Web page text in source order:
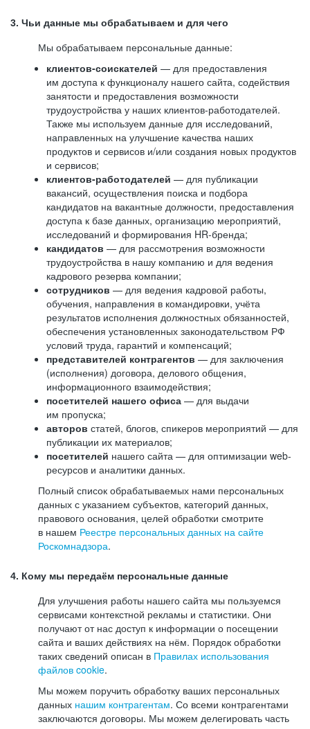
3. Чьи данные мы обрабатываем и для чего
Мы обрабатываем персональные данные:
клиентов-соискателей — для предоставления
им доступа к функционалу нашего сайта, содействия
занятости и предоставления возможности
трудоустройства у наших клиентов-работодателей.
Также мы используем данные для исследований,
направленных на улучшение качества наших
продуктов и сервисов и/или создания новых продуктов
и сервисов;
клиентов-работодателей — для публикации
вакансий, осуществления поиска и подбора
кандидатов на вакантные должности, предоставления
доступа к базе данных, организацию мероприятий,
исследований и формирования HR-бренда;
кандидатов — для рассмотрения возможности
трудоустройства в нашу компанию и для ведения
кадрового резерва компании;
сотрудников — для ведения кадровой работы,
обучения, направления в командировки, учёта
результатов исполнения должностных обязанностей,
обеспечения установленных законодательством РФ
условий труда, гарантий и компенсаций;
представителей контрагентов — для заключения
(исполнения) договора, делового общения,
информационного взаимодействия;
посетителей нашего офиса — для выдачи
им пропуска;
авторов статей, блогов, спикеров мероприятий — для
публикации их материалов;
посетителей нашего сайта — для оптимизации web-
ресурсов и аналитики данных.
Полный список обрабатываемых нами персональных
данных с указанием субъектов, категорий данных,
правового основания, целей обработки смотрите
в нашем Реестре персональных данных на сайте
Роскомнадзора.
4. Кому мы передаём персональные данные
Для улучшения работы нашего сайта мы пользуемся
сервисами контекстной рекламы и статистики. Они
получают от нас доступ к информации о посещении
сайта и ваших действиях на нём. Порядок обработки
таких сведений описан в Правилах использования
файлов cookie.
Мы можем поручить обработку ваших персональных
данных нашим контрагентам. Со всеми контрагентами
заключаются договоры. Мы можем делегировать часть